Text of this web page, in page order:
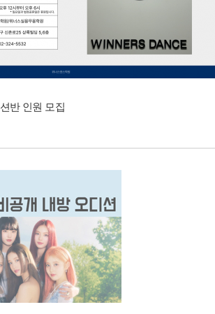
반 인원 모집